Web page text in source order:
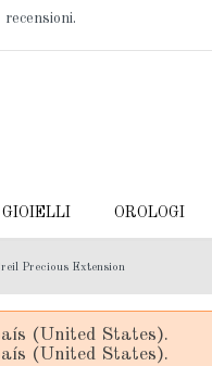
recensioni.
GIOIELLI OROLOGI
Precious Extension
(United States).
(United States).